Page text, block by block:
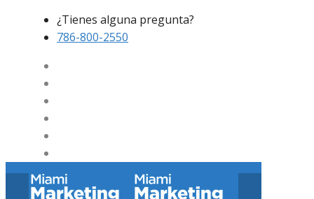
¿Tienes alguna pregunta?
786-800-2550